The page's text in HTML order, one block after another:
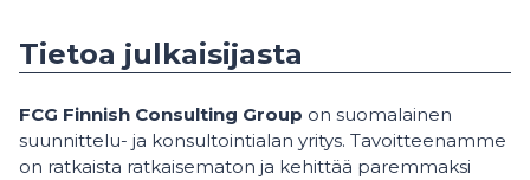
Tietoa julkaisijasta
FCG Finnish Consulting Group on suomalainen
suunnittelu- ja konsultointialan yritys. Tavoitteenamme
on ratkaista ratkaisematon ja kehittää paremmaksi